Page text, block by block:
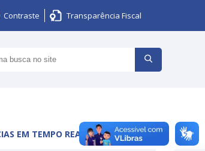
Contraste Transparência Fiscal
EM TEMPO REAL